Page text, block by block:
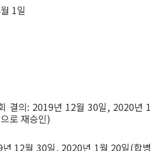
1일
결의: 2019년 12월 30일, 2020년 1
로 재승인)
12월 30일, 2020년 1월 20일(합병